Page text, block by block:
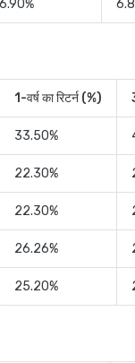
6.90%
1-वर्ष का रिटर्न (%)
33.50%
22.30%
22.30%
26.26%
25.20%